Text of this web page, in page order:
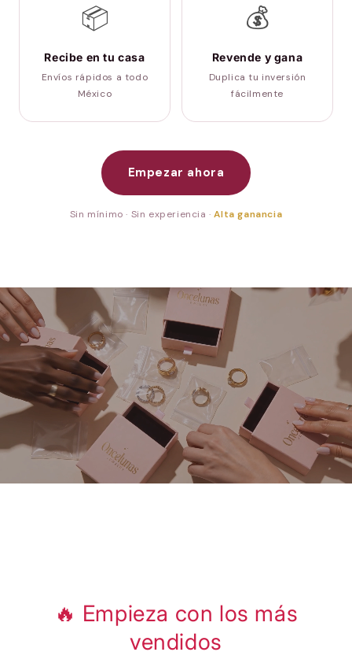
📦
Recibe en tu casa
Envíos rápidos a todo
México
💰
Revende y gana
Duplica tu inversión
fácilmente
Empezar ahora
Sin mínimo · Sin experiencia ·Alta ganancia
🔥 Empieza con los más
vendidos